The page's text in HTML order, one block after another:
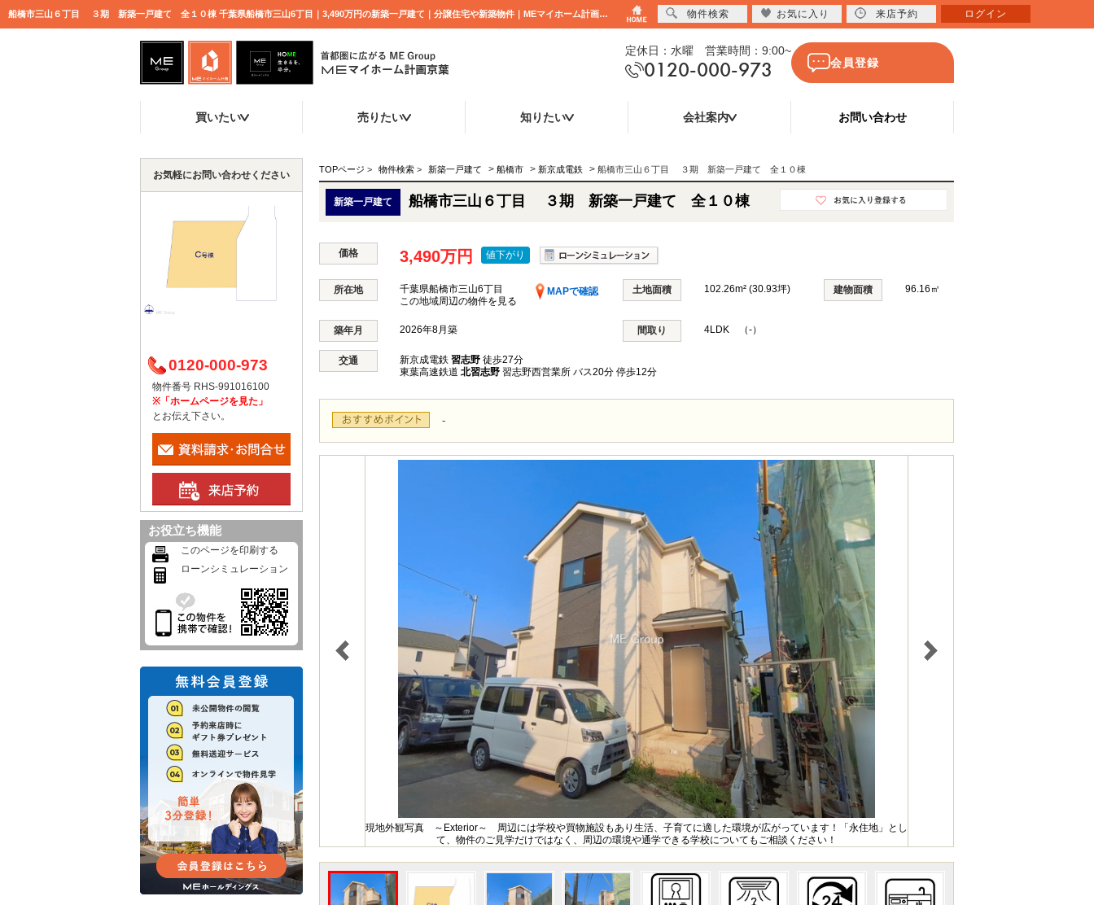
船橋市三山６丁目 ３期 新築一戸建て 全１０棟 千葉県船橋市三山6丁目｜3,490万円の新築一戸建て｜分譲住宅や新築物件｜MEマイホーム計画京葉株式会社
定休日：水曜 営業時間：9:00~
0120-000-973 会員登録
買いたい 売りたい 知りたい 会社案内 お問い合わせ
TOPページ > 物件検索 > 新築一戸建て > 船橋市 > 新京成電鉄 > 船橋市三山６丁目 ３期 新築一戸建て 全１０棟
新築一戸建て 船橋市三山６丁目 ３期 新築一戸建て 全１０棟
価格 3,490万円 値下がり
所在地 千葉県船橋市三山6丁目
MAPで確認
この地域周辺の物件を見る
土地面積 102.26m² (30.93坪) 建物面積 96.16㎡
築年月 2026年8月築 間取り 4LDK （-）
交通 新京成電鉄 習志野 徒歩27分
東葉高速鉄道 北習志野 習志野西営業所 バス20分 停歩12分
-
現地外観写真 ～Exterior～ 周辺には学校や買物施設もあり生活、子育てに適した環境が広がっています！「永住地」とし
て、物件のご見学だけではなく、周辺の環境や通学できる学校についてもご相談ください！
お気軽にお問い合わせください
0120-000-973
物件番号 RHS-991016100
※「ホームページを見た」
とお伝え下さい。
お役立ち機能
このページを印刷する
ローンシミュレーション
物件検索 お気に入り 来店予約 ログイン